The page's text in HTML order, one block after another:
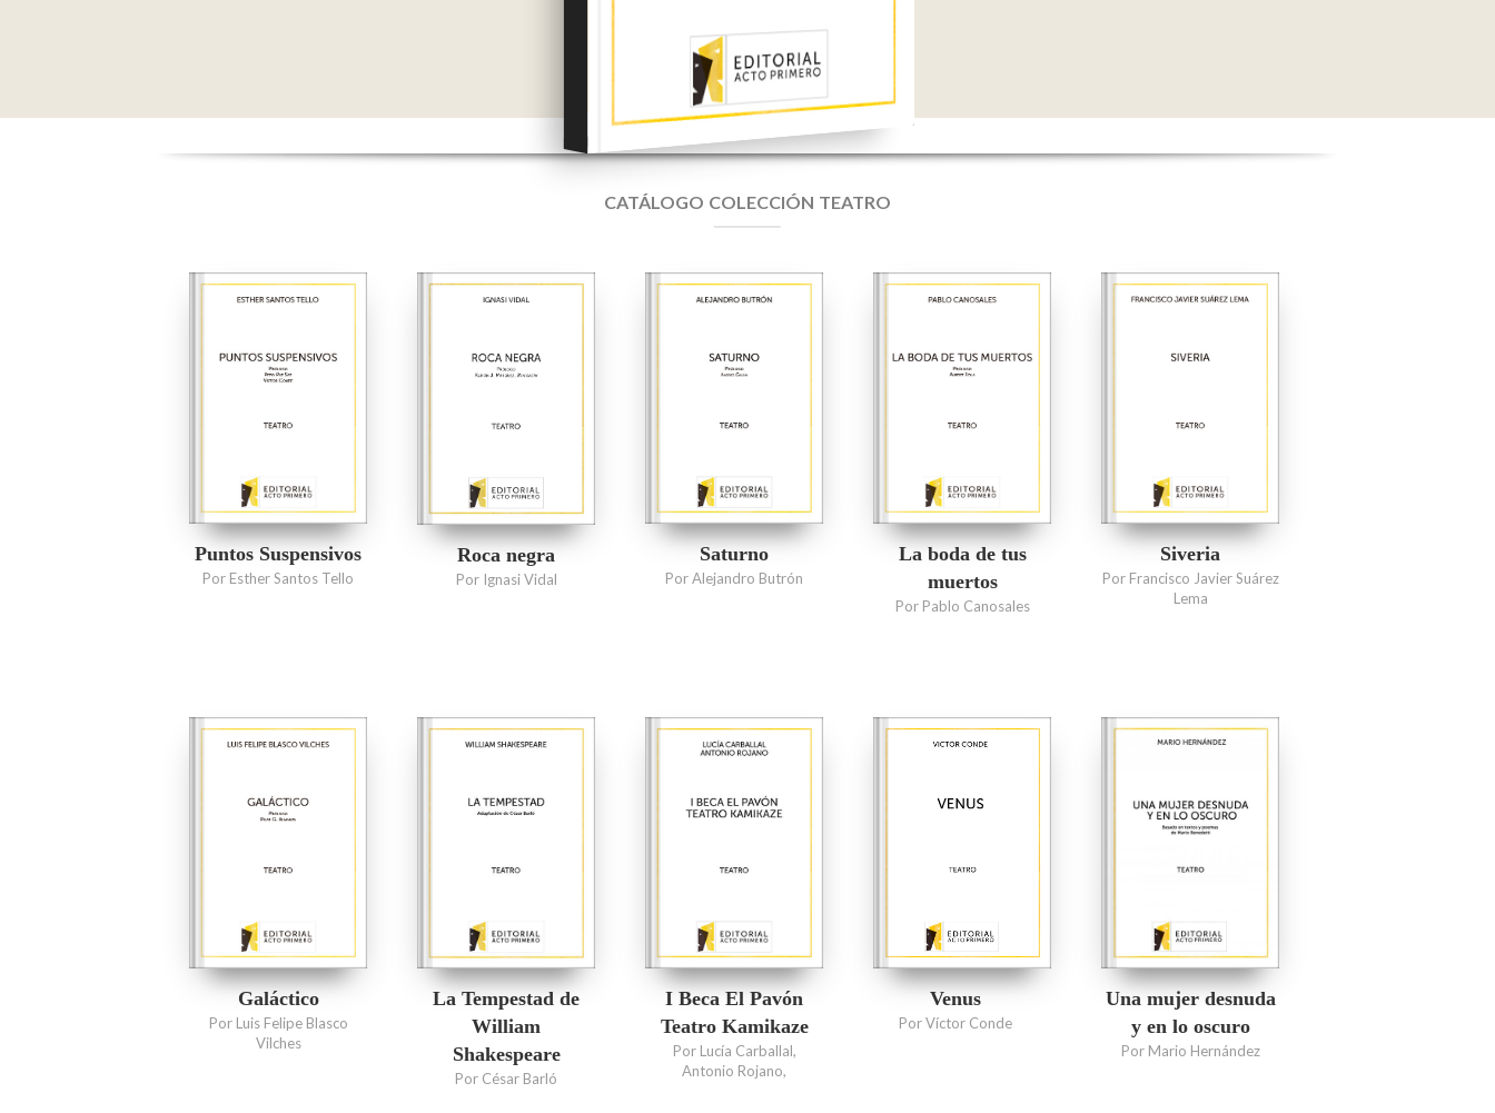
CATÁLOGO COLECCIÓN TEATRO
Puntos Suspensivos
Por Esther Santos Tello
Roca negra
Por Ignasi Vidal
Saturno
Por Alejandro Butrón
La boda de tus
muertos
Por Pablo Canosales
Siveria
Por Francisco Javier Suárez
Lema
Galáctico
Por Luis Felipe Blasco
Vilches
La Tempestad de
William
Shakespeare
Por César Barló
I Beca El Pavón
Teatro Kamikaze
Por Lucía Carballal,
Antonio Rojano,
Venus
Por Víctor Conde
Una mujer desnuda
y en lo oscuro
Por Mario Hernández